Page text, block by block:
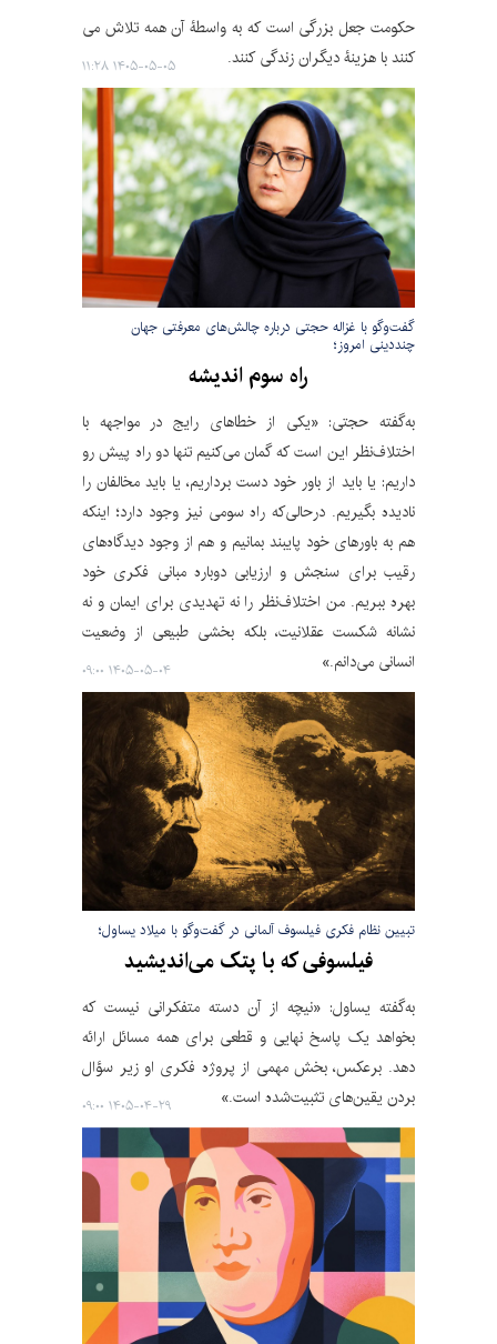
حکومت جعل بزرگی است که به واسطۀ آن همه تلاش می
کنند با هزینۀ دیگران زندگی کنند.
۱۴۰۵-۰۵-۰۵ ۱۱:۲۸
گفت‌وگو با غزاله حجتی درباره چالش‌های معرفتی جهان
چنددینی امروز؛
راه سوم اندیشه
به‌گفته حجتی: «یکی از خطاهای رایج در مواجهه با
اختلاف‌نظر این است که گمان می‌کنیم تنها دو راه پیش رو
داریم: یا باید از باور خود دست برداریم، یا باید مخالفان را
نادیده بگیریم. درحالی‌که راه سومی نیز وجود دارد؛ اینکه
هم به باورهای خود پایبند بمانیم و هم از وجود دیدگاه‌های
رقیب برای سنجش و ارزیابی دوباره مبانی فکری خود
بهره ببریم. من اختلاف‌نظر را نه تهدیدی برای ایمان و نه
نشانه شکست عقلانیت، بلکه بخشی طبیعی از وضعیت
انسانی می‌دانم.»
۱۴۰۵-۰۵-۰۴ ۰۹:۰۰
تبیین نظام فکری فیلسوف آلمانی در گفت‌وگو با میلاد یساول؛
فیلسوفی که با پتک می‌اندیشید
به‌گفته یساول: «نیچه از آن دسته متفکرانی نیست که
بخواهد یک پاسخ نهایی و قطعی برای همه مسائل ارائه
دهد. برعکس، بخش مهمی از پروژه فکری او زیر سؤال
بردن یقین‌های تثبیت‌شده است.»
۱۴۰۵-۰۴-۲۹ ۰۹:۰۰